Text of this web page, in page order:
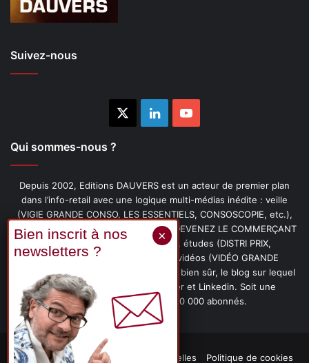
Suivez-nous
LinkedinYouTube
Qui sommes-nous ?
Depuis 2002, Editions DAUVERS est un acteur de premier plan
dans l’info-retail avec une logique multi-médias inédite : veille
(VIGIE GRANDE CONSO, LES ESSENTIELS, CONSOSCOPIE, etc.),
livres (PENSER-CLIENT, IMAGE-PRIX, DEVENEZ LE COMMERÇANT
PRÉFÉRÉ DE VOS CLIENTS, etc.), études (DISTRI PRIX,
PROMOFLASH, DRIVE INSIGHTS), vidéos (VIDÉO GRANDE
CONSO), podcasts (CAFÉ CONSO) et, bien sûr, le blog sur lequel
vous êtes, ainsi que les fils Twitter et Linkedin. Soit une
communauté de plus de 150 000 abonnés.
Mentions légales Données personnelles Politique de cookies